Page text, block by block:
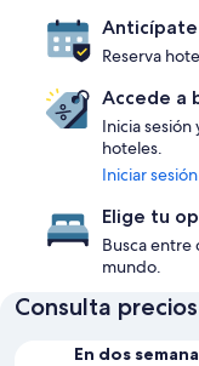
Anticípate
Reserva
Accede a
Inicia sesión
hoteles.
Iniciar sesión
Elige tu
Busca entre
mundo.
Consulta
En dos